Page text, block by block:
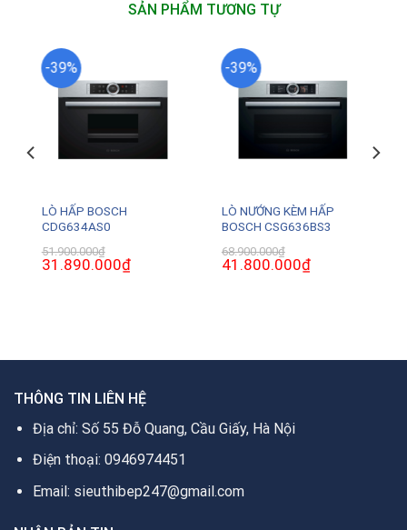
SẢN PHẨM TƯƠNG TỰ
-39%
LÒ HẤP BOSCH
CDG634AS0
51.900.000₫
Giá
gốc
31.890.000₫Giá
hiện
-39%
LÒ NƯỚNG KÈM HẤP
BOSCH CSG636BS3
68.900.000₫
Giá
gốc
41.800.000₫Giá
hiện
THÔNG TIN LIÊN HỆ
Địa chỉ: Số 55 Đỗ Quang, Cầu Giấy, Hà Nội
Điện thoại: 0946974451
Email: sieuthibep247@gmail.com